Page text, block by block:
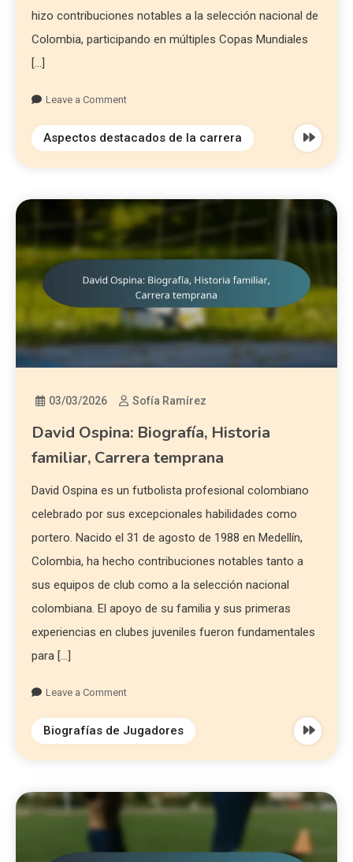
hizo contribuciones notables a la selección nacional de
Colombia, participando en múltiples Copas Mundiales
[…]
Leave a Comment
Aspectos destacados de la carrera
03/03/2026 Sofía Ramírez
David Ospina: Biografía, Historia
familiar, Carrera temprana
David Ospina es un futbolista profesional colombiano
celebrado por sus excepcionales habilidades como
portero. Nacido el 31 de agosto de 1988 en Medellín,
Colombia, ha hecho contribuciones notables tanto a
sus equipos de club como a la selección nacional
colombiana. El apoyo de su familia y sus primeras
experiencias en clubes juveniles fueron fundamentales
para […]
Leave a Comment
Biografías de Jugadores